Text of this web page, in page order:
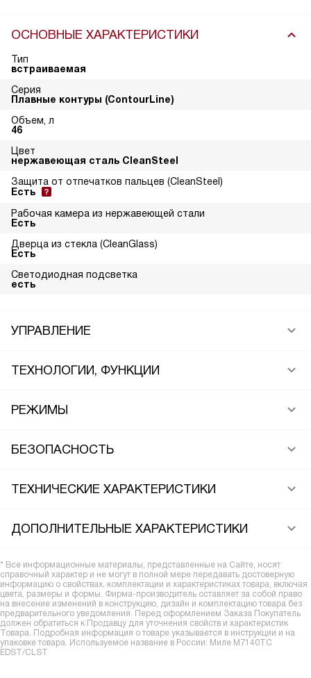
ОСНОВНЫЕ ХАРАКТЕРИСТИКИ
Тип
встраиваемая
Серия
Плавные контуры (ContourLine)
Объем, л
46
Цвет
нержавеющая сталь CleanSteel
Защита от отпечатков пальцев (CleanSteel)
Есть
Рабочая камера из нержавеющей стали
Есть
Дверца из стекла (CleanGlass)
Есть
Светодиодная подсветка
есть
УПРАВЛЕНИЕ
ТЕХНОЛОГИИ, ФУНКЦИИ
РЕЖИМЫ
БЕЗОПАСНОСТЬ
ТЕХНИЧЕСКИЕ ХАРАКТЕРИСТИКИ
ДОПОЛНИТЕЛЬНЫЕ ХАРАКТЕРИСТИКИ
* Все информационные материалы, представленные на Сайте, носят
справочный характер и не могут в полной мере передавать достоверную
информацию о свойствах, комплектации и характеристиках товара, включая
цвета, размеры и формы. Фирма-производитель оставляет за собой право
на внесение изменений в конструкцию, дизайн и комплектацию товара без
предварительного уведомления. Перед оформлением Заказа Покупатель
должен обратиться к Продавцу для уточнения свойств и характеристик
Товара. Подробная информация о товаре указывается в инструкции и на
упаковке товара. Используемое название в России: Миле M7140TC
EDST/CLST